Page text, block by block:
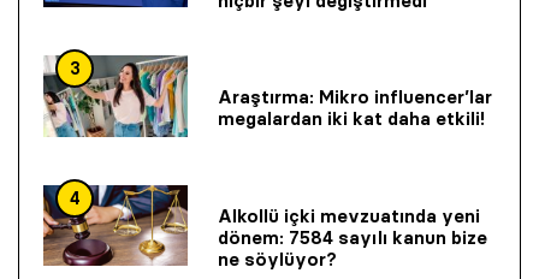
3
Araştırma: Mikro influencer’lar
megalardan iki kat daha etkili!
4
Alkollü içki mevzuatında yeni
dönem: 7584 sayılı kanun bize
ne söylüyor?